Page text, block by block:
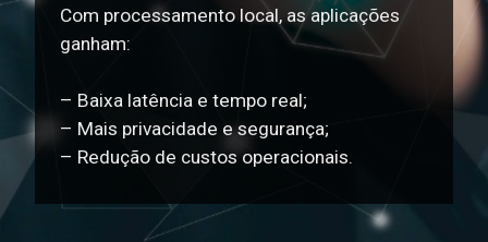
Com processamento local, as aplicações
ganham:
– Baixa latência e tempo real;
– Mais privacidade e segurança;
– Redução de custos operacionais.